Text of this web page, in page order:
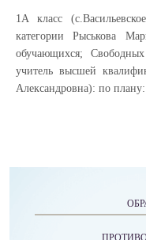
1А класс
категории Рыськова
обучающихся;
учитель высшей
Александровна): по